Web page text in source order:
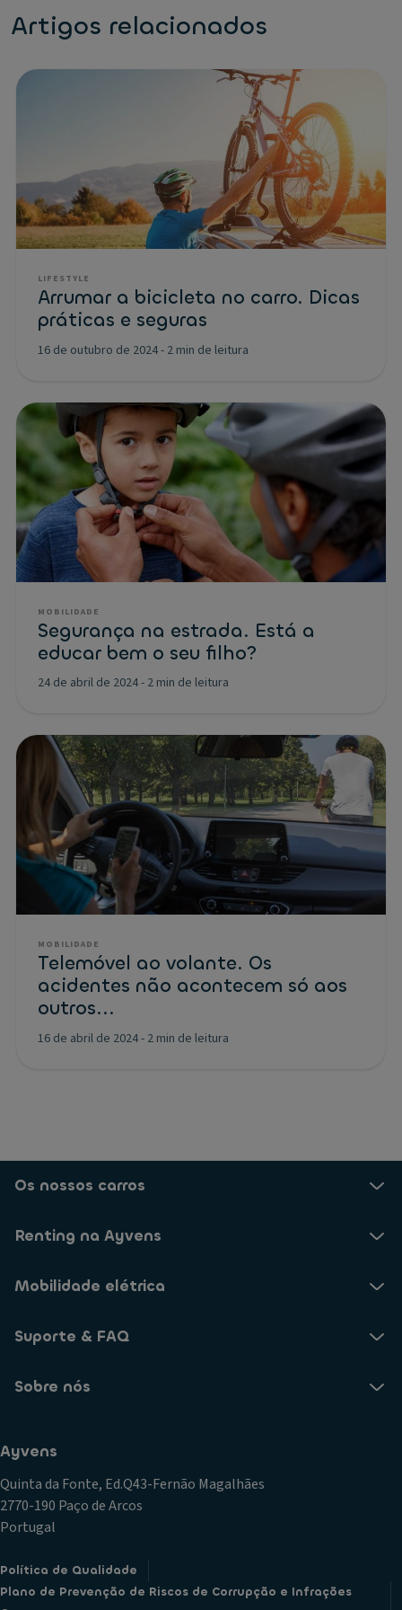
Artigos relacionados
LIFESTYLE
Arrumar a bicicleta no carro. Dicas
práticas e seguras
16 de outubro de 2024- 2 min de leitura
MOBILIDADE
Segurança na estrada. Está a
educar bem o seu filho?
24 de abril de 2024- 2 min de leitura
MOBILIDADE
Telemóvel ao volante. Os
acidentes não acontecem só aos
outros...
16 de abril de 2024- 2 min de leitura
Os nossos carros
Renting na Ayvens
Mobilidade elétrica
Suporte & FAQ
Sobre nós
Ayvens
Quinta da Fonte, Ed.Q43-Fernão Magalhães
2770-190 Paço de Arcos
Portugal
Política de Qualidade
Plano de Prevenção de Riscos de Corrupção e Infrações